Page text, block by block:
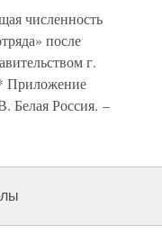
численность
после
г.
Приложение
Белая Россия. –